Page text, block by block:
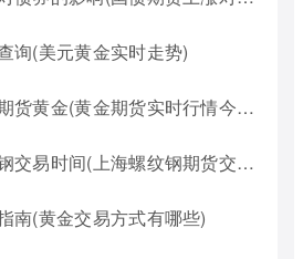
询(美元黄金实时走势)
黄金(黄金期货实时行情今天)
易时间(上海螺纹钢期货交割)
南(黄金交易方式有哪些)